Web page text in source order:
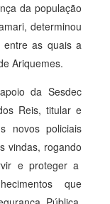
da população
determinou
entre as quais a
Ariquemes.
da Sesdec
Reis, titular e
novos policiais
vindas, rogando
e proteger a
que